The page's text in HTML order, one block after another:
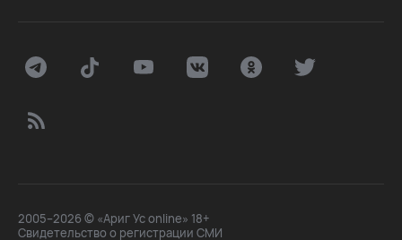
2005–2026 © «Ариг Ус online» 18+
Свидетельство о регистрации СМИ